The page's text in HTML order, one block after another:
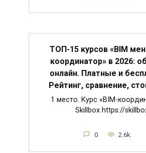
ТОП-15 курсов «BIM
координатор» в 2026:
онлайн. Платные и
Рейтинг, сравнение,
1 место. Курс «BIM-
Skillbox https://
0 2.6k.